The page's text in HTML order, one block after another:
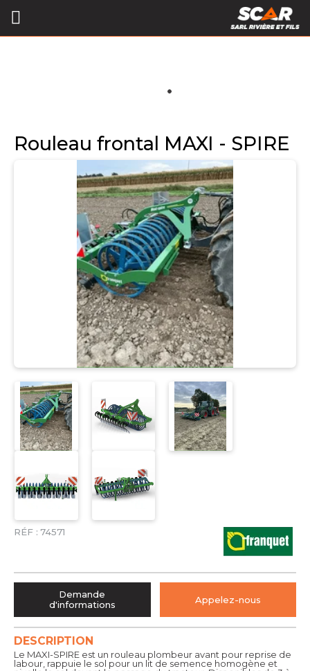
Rouleau frontal MAXI - SPIRE
RÉF : 74571
DESCRIPTION
Le MAXI-SPIRE est un rouleau plombeur avant pour reprise de
labour, rappuie le sol pour un lit de semence homogène et
Demande
d'informations
Appelez-nous